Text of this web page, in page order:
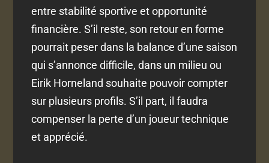
entre stabilité sportive et opportunité
financière. S’il reste, son retour en forme
pourrait peser dans la balance d’une saison
qui s’annonce difficile, dans un milieu ou
Eirik Horneland souhaite pouvoir compter
sur plusieurs profils. S’il part, il faudra
compenser la perte d’un joueur technique
et apprécié.